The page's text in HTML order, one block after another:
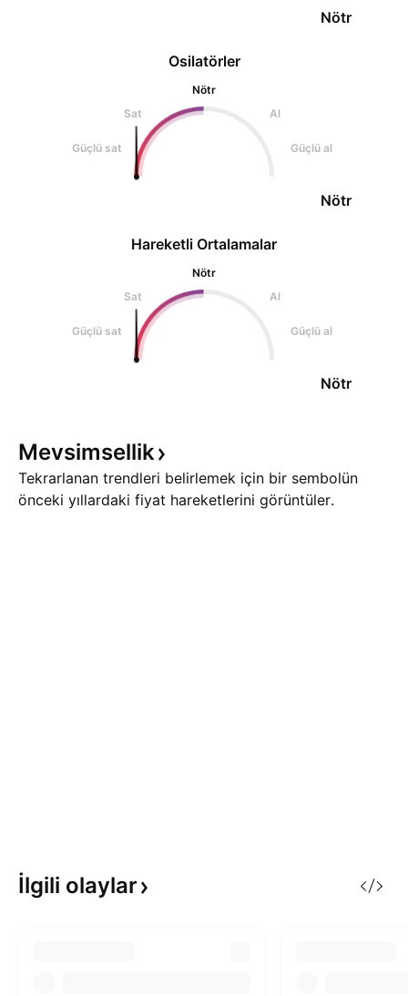
Osilatörler
Nötr
Sat
Al
Güçlü sat Güçlü al
Nötr
Nötr
Hareketli Ortalamalar
Nötr
Sat
Al
Güçlü sat Güçlü al
Nötr
Mevsimsellik
Tekrarlanan trendleri belirlemek için bir sembolün
önceki yıllardaki fiyat hareketlerini görüntüler.
İlgili olaylar